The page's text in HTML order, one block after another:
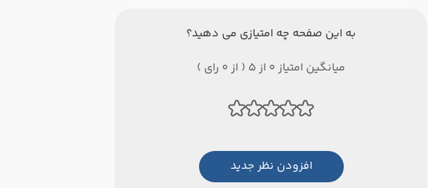
به این صفحه چه امتیازی می دهید؟
میانگین امتیاز 0 از 5 ( از 0 رای )
افزودن نظر جدید